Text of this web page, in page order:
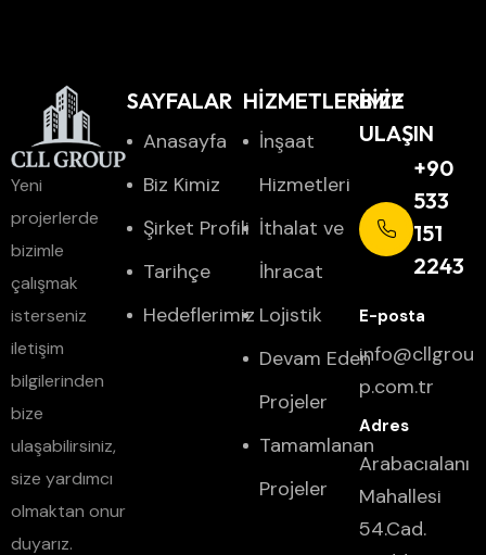
Yeni
projerlerde
bizimle
çalışmak
isterseniz
iletişim
bilgilerinden
bize
ulaşabilirsiniz,
size yardımcı
olmaktan onur
duyarız.
SAYFALAR
Anasayfa
Biz Kimiz
Şirket Profili
Tarihçe
Hedeflerimiz
HİZMETLERİMİZ
İnşaat
Hizmetleri
İthalat ve
İhracat
Lojistik
Devam Eden
Projeler
Tamamlanan
Projeler
BIZE
ULAŞIN
+90
533
151
2243
info@cllgrou
p.com.tr
Arabacıalanı
Mahallesi
54.Cad.